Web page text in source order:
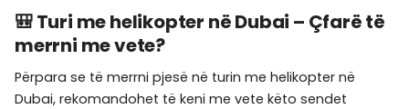
🎒 Turi me helikopter në Dubai – Çfarë të
merrni me vete?
Përpara se të merrni pjesë në turin me helikopter në
Dubai, rekomandohet të keni me vete këto sendet